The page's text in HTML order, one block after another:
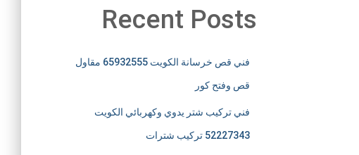
Recent Posts
فني قص خرسانة الكويت 65932555 مقاول
قص وفتح كور
فني تركيب شتر يدوي وكهربائي الكويت
52227343 تركيب شترات